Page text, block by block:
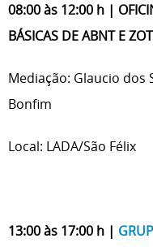
08:00 às 12:00 h |
BÁSICAS DE ABNT E
Mediação: Glaucio dos
Bonfim
Local: LADA/São Félix
13:00 às 17:00 h |